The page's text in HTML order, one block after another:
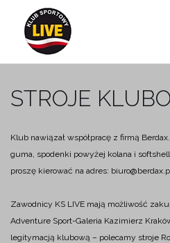
treści
STROJE
Klub nawiązał współpracę z firmą
guma, spodenki powyżej kolana i
proszę kierować na adres:
Zawodnicy KS LIVE mają możliwość
Adventure Sport-Galeria Kazimierz
legitymacją klubową – polecamy stroje